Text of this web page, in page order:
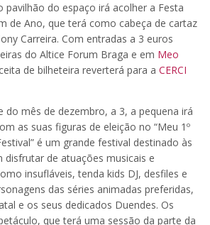
pavilhão do espaço irá acolher a Festa
de Ano, que terá como cabeça de cartaz
Carreira. Com entradas a 3 euros
do Altice Forum Braga e em Meo
de bilheteira reverterá para a CERCI
do mês de dezembro, a 3, a pequena irá
as suas figuras de eleição no “Meu 1º
é um grande festival destinado às
disfrutar de atuações musicais e
insufláveis, tenda kids DJ, desfiles e
das séries animadas preferidas,
e os seus dedicados Duendes. Os
que terá uma sessão da parte da